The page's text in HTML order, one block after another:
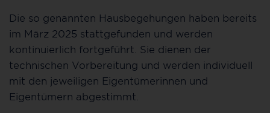
Die so genannten Hausbegehungen haben bereits
im März 2025 stattgefunden und werden
kontinuierlich fortgeführt. Sie dienen der
technischen Vorbereitung und werden individuell
mit den jeweiligen Eigentümerinnen und
Eigentümern abgestimmt.